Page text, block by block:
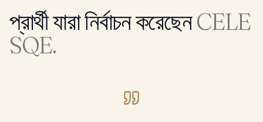
প্রার্থী যারা নির্বাচন করেছেনCELE
SQE.